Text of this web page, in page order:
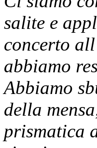
salite e
concerto
abbiamo
Abbiamo
della
prismatica